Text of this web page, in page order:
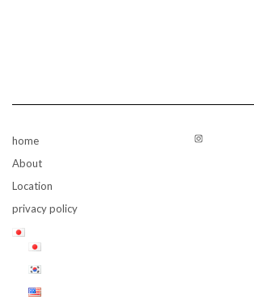
home
About
Location
privacy policy
Instagram